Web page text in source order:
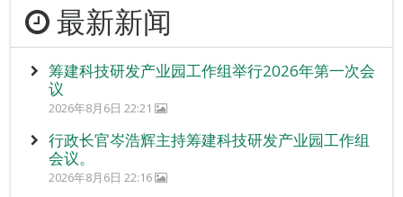
最新新闻
筹建科技研发产业园工作组举行2026年第一次会
议
2026年8月6日 22:21
行政长官岑浩辉主持筹建科技研发产业园工作组
会议。
2026年8月6日 22:16